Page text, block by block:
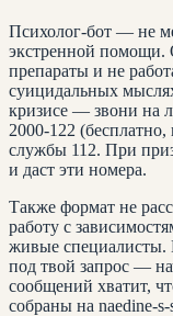
Психолог-бот — не
экстренной помощи.
препараты и не
суицидальных
кризисе — звони на
2000-122
службы 112. При
и даст эти номера.
Также формат не
работу с
живые специалисты.
под твой запрос —
сообщений хватит,
собраны на naedine-